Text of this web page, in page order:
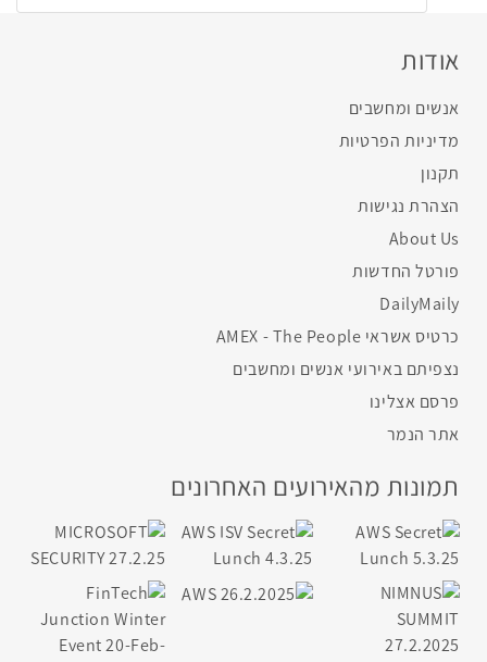
אודות
אנשים ומחשבים
מדיניות הפרטיות
תקנון
הצהרת נגישות
About Us
פורטל החדשות
DailyMaily
כרטיס אשראי AMEX - The People
נצפיתם באירועי אנשים ומחשבים
פרסם אצלינו
אתר הנמר
תמונות מהאירועים האחרונים